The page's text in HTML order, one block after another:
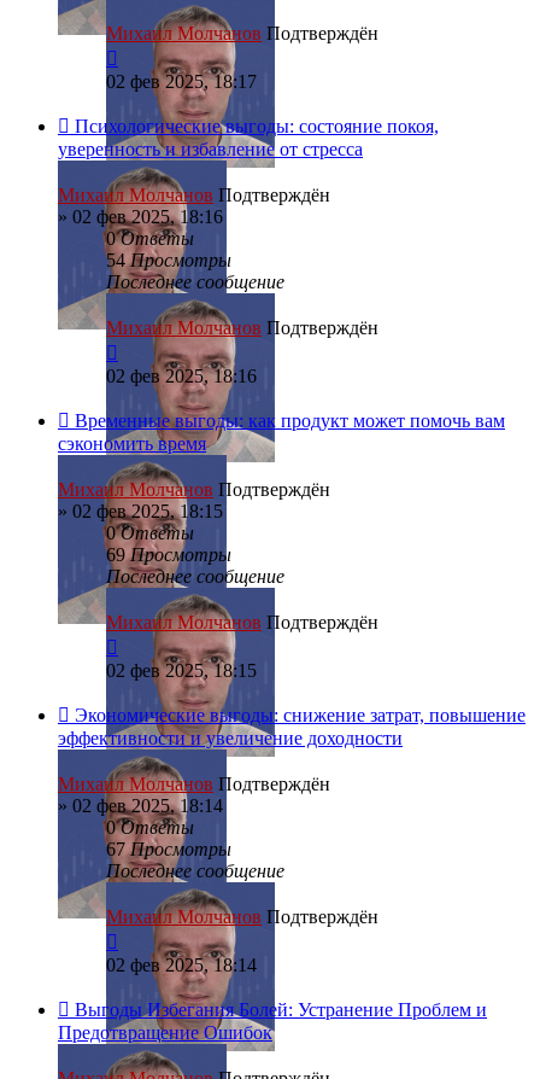
Михаил Молчанов Подтверждён
02 фев 2025, 18:17
Психологические выгоды: состояние покоя,
уверенность и избавление от стресса
Михаил Молчанов Подтверждён
» 02 фев 2025, 18:16
0Ответы
54Просмотры
Последнее сообщение
Михаил Молчанов Подтверждён
02 фев 2025, 18:16
Временные выгоды: как продукт может помочь вам
сэкономить время
Михаил Молчанов Подтверждён
» 02 фев 2025, 18:15
0Ответы
69Просмотры
Последнее сообщение
Михаил Молчанов Подтверждён
02 фев 2025, 18:15
Экономические выгоды: снижение затрат, повышение
эффективности и увеличение доходности
Михаил Молчанов Подтверждён
» 02 фев 2025, 18:14
0Ответы
67Просмотры
Последнее сообщение
Михаил Молчанов Подтверждён
02 фев 2025, 18:14
Выгоды Избегания Болей: Устранение Проблем и
Предотвращение Ошибок